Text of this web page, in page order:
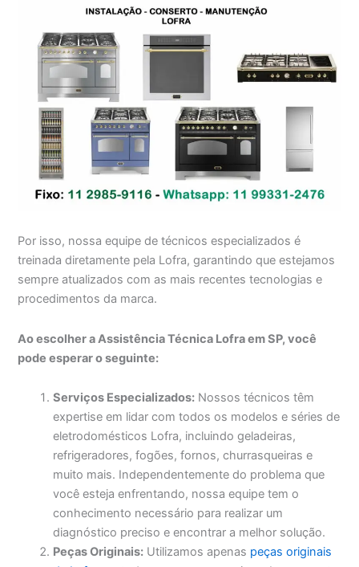
Por isso, nossa equipe de técnicos especializados é
treinada diretamente pela Lofra, garantindo que estejamos
sempre atualizados com as mais recentes tecnologias e
procedimentos da marca.
Ao escolher a Assistência Técnica Lofra em SP, você
pode esperar o seguinte:
Serviços Especializados: Nossos técnicos têm
expertise em lidar com todos os modelos e séries de
eletrodomésticos Lofra, incluindo geladeiras,
refrigeradores, fogões, fornos, churrasqueiras e
muito mais. Independentemente do problema que
você esteja enfrentando, nossa equipe tem o
conhecimento necessário para realizar um
diagnóstico preciso e encontrar a melhor solução.
Peças Originais: Utilizamos apenas peças originais